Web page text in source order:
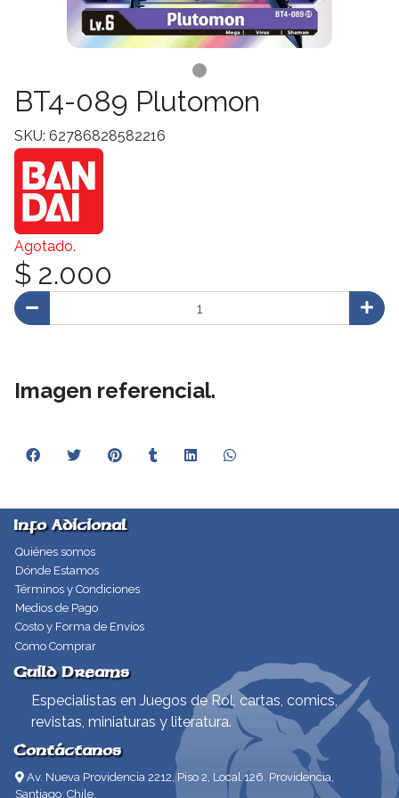
BT4-089 Plutomon
SKU: 62786828582216
Agotado.
$ 2.000
Imagen referencial.
Info Adicional
Quiénes somos
Dónde Estamos
Términos y Condiciones
Medios de Pago
Costo y Forma de Envíos
Como Comprar
Guild Dreams
Especialistas en Juegos de Rol, cartas, comics,
revistas, miniaturas y literatura.
Contáctanos
Av. Nueva Providencia 2212, Piso 2, Local 126. Providencia,
Santiago, Chile.